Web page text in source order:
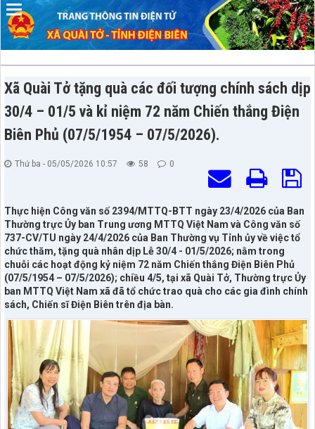
Xã Quài Tở tặng quà các đối tượng chính sách dịp
30/4 – 01/5 và kỉ niệm 72 năm Chiến thắng Điện
Biên Phủ (07/5/1954 – 07/5/2026).
Thứ ba - 05/05/2026 10:57 58 0
Thực hiện Công văn số 2394/MTTQ-BTT ngày 23/4/2026 của Ban
Thường trực Ủy ban Trung ương MTTQ Việt Nam và Công văn số
737-CV/TU ngày 24/4/2026 của Ban Thường vụ Tỉnh ủy về việc tổ
chức thăm, tặng quà nhân dịp Lễ 30/4 - 01/5/2026; nằm trong
chuỗi các hoạt động kỷ niệm 72 năm Chiến thắng Điện Biên Phủ
(07/5/1954 – 07/5/2026); chiều 4/5, tại xã Quài Tở, Thường trực Ủy
ban MTTQ Việt Nam xã đã tổ chức trao quà cho các gia đình chính
sách, Chiến sĩ Điện Biên trên địa bàn.